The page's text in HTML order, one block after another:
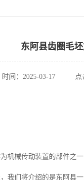
东阿县齿圈毛
时间：2025-03-17 点
机械传动装置的部件之
我们将介绍的是东阿县